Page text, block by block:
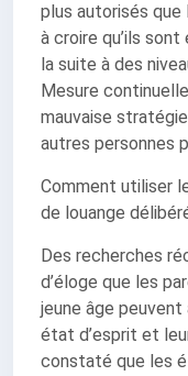
plus autorisés que
à croire qu’ils
la suite à des
Mesure
mauvaise
autres personnes
Comment utiliser
de louange
Des recherches
d’éloge que les
jeune âge
état d’esprit et
constaté que les